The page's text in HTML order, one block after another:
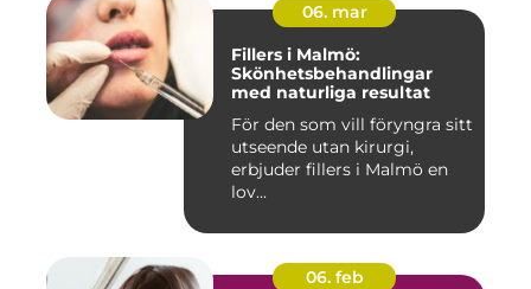
06. mar
Fillers i Malmö:
Skönhetsbehandlingar
med naturliga resultat
För den som vill föryngra sitt
utseende utan kirurgi,
erbjuder fillers i Malmö en
lov...
06. feb